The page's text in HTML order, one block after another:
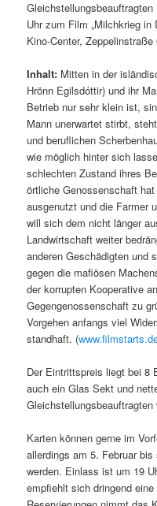
Uhr zum Film „Milchkrieg
Kino-Center, Zeppelinstraße
Inhalt: Mitten in der
Hrönn Egilsdóttir) und ihr
Betrieb nur sehr klein ist,
Mann unerwartet stirbt,
und beruflichen
wie möglich hinter sich
schlechten Zustand ihres
örtliche Genossenschaft
ausgenutzt und die Farmer
will sich dem nicht länger
Landwirtschaft weiter
anderen Geschädigten und
gegen die mafiösen
der korrupten Kooperative
Gegengenossenschaft zu
Vorgehen anfangs viel
standhaft. (
Der Eintrittspreis liegt bei 8
auch ein Glas Sekt und
Karten können gerne im
allerdings am 5. Februar
werden. Einlass ist um 19
empfiehlt sich dringend